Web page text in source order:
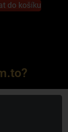
do košíku